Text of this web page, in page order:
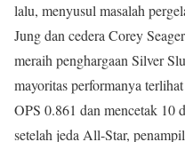
lalu, menyusul masalah
Jung dan cedera Corey
meraih penghargaan Silver
mayoritas performanya
OPS 0.861 dan mencetak 10
setelah jeda All-Star,